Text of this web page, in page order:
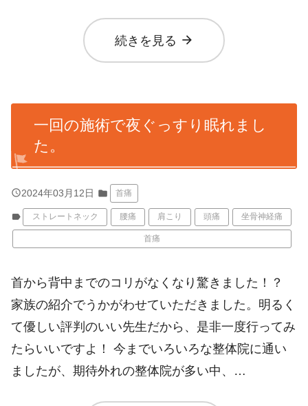
続きを見る arrow_forward
一回の施術で夜ぐっすり眠れまし
た。
query_builder2024年03月12日 folder 首痛
label ストレートネック 腰痛 肩こり 頭痛 坐骨神経痛
首痛
首から背中までのコリがなくなり驚きました！？
家族の紹介でうかがわせていただきました。明るく
て優しい評判のいい先生だから、是非一度行ってみ
たらいいですよ！ 今までいろいろな整体院に通い
ましたが、期待外れの整体院が多い中、…